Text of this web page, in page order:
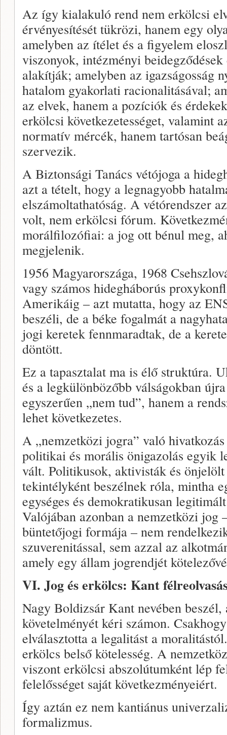
Az így kialakuló rend nem erkölcsi
érvényesítését tükrözi, hanem egy
amelyben az ítélet és a figyelem
viszonyok, intézményi
alakítják; amelyben az igazságosság
hatalom gyakorlati racionalitásával;
az elvek, hanem a pozíciók és
erkölcsi következetességet, valamint
normatív mércék, hanem tartósan
szervezik.
A Biztonsági Tanács vétójoga a
azt a tételt, hogy a legnagyobb
elszámoltathatóság. A vétórendszer
volt, nem erkölcsi fórum.
morálfilozófiai: a jog ott bénul meg,
megjelenik.
1956 Magyarországa, 1968
vagy számos hidegháborús
Amerikáig – azt mutatta, hogy az
beszéli, de a béke fogalmát a
jogi keretek fennmaradtak, de a
döntött.
Ez a tapasztalat ma is élő struktúra.
és a legkülönbözőbb válságokban
egyszerűen „nem tud”, hanem a
lehet következetes.
A „nemzetközi jogra” való
politikai és morális önigazolás egyik
vált. Politikusok, aktivisták és
tekintélyként beszélnek róla, mintha
egységes és demokratikusan
Valójában azonban a nemzetközi jog
büntetőjogi formája – nem
szuverenitással, sem azzal az
amely egy állam jogrendjét
VI. Jog és erkölcs: Kant
Nagy Boldizsár Kant nevében
követelményét kéri számon.
elválasztotta a legalitást a
erkölcs belső kötelesség. A
viszont erkölcsi abszolútumként lép
felelősséget saját következményeiért.
Így aztán ez nem kantiánus
formalizmus.